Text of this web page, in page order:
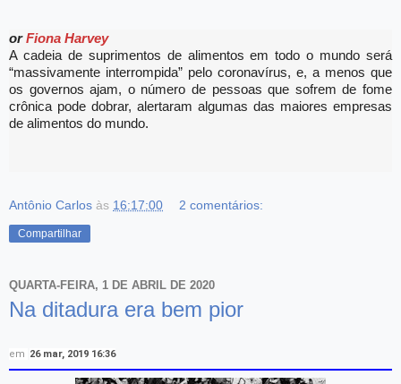
orFiona Harvey
A cadeia de suprimentos de alimentos em todo o mundo será
“massivamente interrompida” pelo coronavírus, e, a menos que
os governos ajam, o número de pessoas que sofrem de fome
crônica pode dobrar, alertaram algumas das maiores empresas
de alimentos do mundo.
Antônio Carlos às 16:17:00 2 comentários:
Compartilhar
QUARTA-FEIRA, 1 DE ABRIL DE 2020
Na ditadura era bem pior
em 26 mar, 2019 16:36